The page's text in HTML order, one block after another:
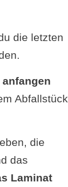
die letzten
Abfallstück
die
das
Laminat